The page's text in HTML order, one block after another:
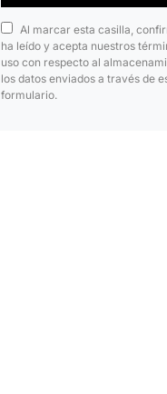
Al marcar esta casilla,
ha leído y acepta nuestros
uso con respecto al
los datos enviados a través de
formulario.